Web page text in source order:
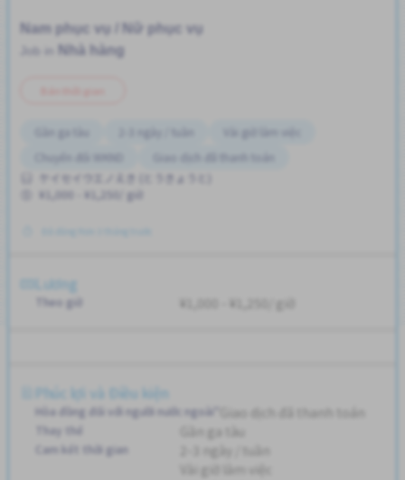
Nam phục vụ / Nữ phục vụ
Nhà hàng
Gần ga tàu 2-3 ngày / tuần
Vài giờ làm việc
Chuyển đổi WKND
Giao dịch đã thanh toán
ケイセイウエノえき (とうきょうと)
¥1,000 - ¥1,250/ giờ
Lương
Theo giờ ¥1,000 - ¥1,250/ giờ
Phúc lợi và Điều kiện
Hòa đồng đối với người nước ngoài" Giao dịch đã thanh toán
Thay thế Gần ga tàu
Cam kết thời gian
2-3 ngày / tuần
Vài giờ làm việc